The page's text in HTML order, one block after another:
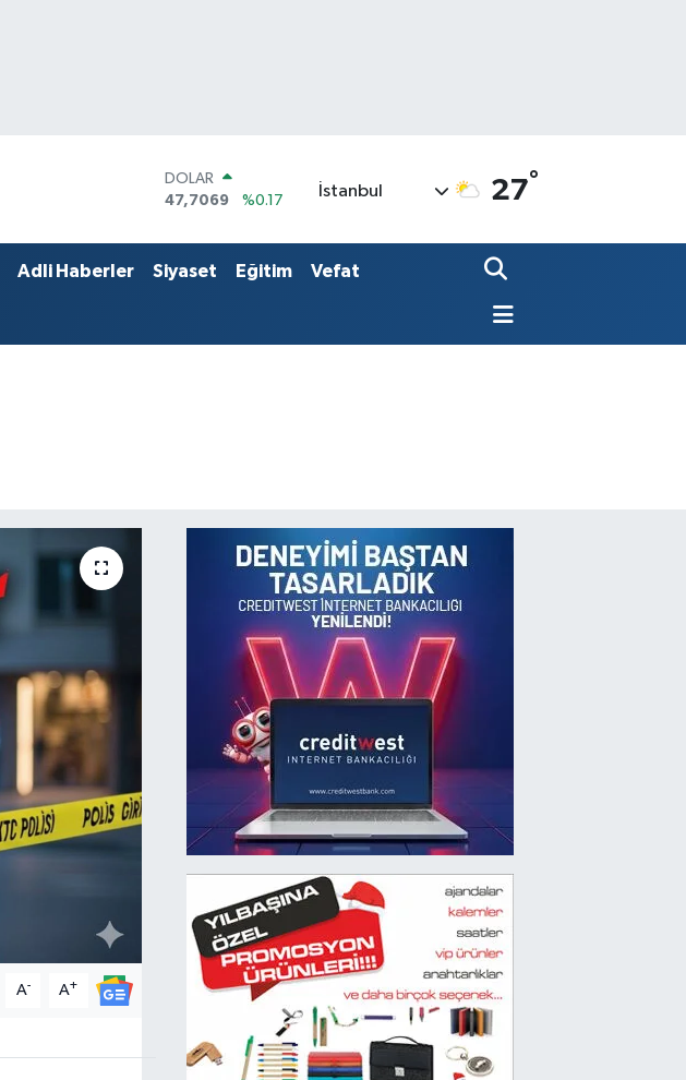
DOLAR
47,7069
%0.17
55,0265
%0.01
STERLİN
İstanbul 27°
Adli Haberler Siyaset Eğitim Vefat
A- A+